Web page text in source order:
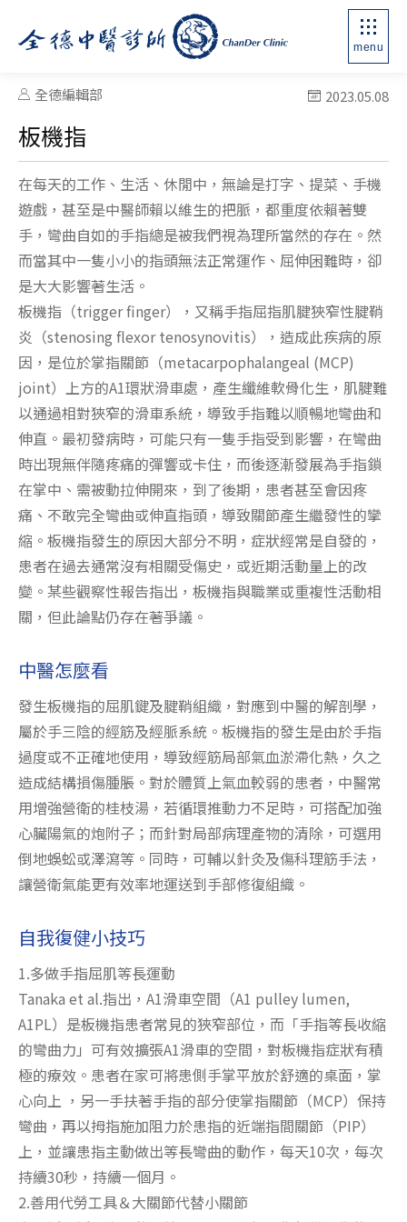
menu
全德編輯部 2023.05.08
板機指
在每天的工作、生活、休閒中，無論是打字、提菜、手機
遊戲，甚至是中醫師賴以維生的把脈，都重度依賴著雙
手，彎曲自如的手指總是被我們視為理所當然的存在。然
而當其中一隻小小的指頭無法正常運作、屈伸困難時，卻
是大大影響著生活。
板機指（trigger finger），又稱手指屈指肌腱狹窄性腱鞘
炎（stenosing flexor tenosynovitis），造成此疾病的原
因，是位於掌指關節（metacarpophalangeal (MCP)
joint）上方的A1環狀滑車處，產生纖維軟骨化生，肌腱難
以通過相對狹窄的滑車系統，導致手指難以順暢地彎曲和
伸直。最初發病時，可能只有一隻手指受到影響，在彎曲
時出現無伴隨疼痛的彈響或卡住，而後逐漸發展為手指鎖
在掌中、需被動拉伸開來，到了後期，患者甚至會因疼
痛、不敢完全彎曲或伸直指頭，導致關節產生繼發性的攣
縮。板機指發生的原因大部分不明，症狀經常是自發的，
患者在過去通常沒有相關受傷史，或近期活動量上的改
變。某些觀察性報告指出，板機指與職業或重複性活動相
關，但此論點仍存在著爭議。
中醫怎麼看
發生板機指的屈肌鍵及腱鞘組織，對應到中醫的解剖學，
屬於手三陰的經筋及經脈系統。板機指的發生是由於手指
過度或不正確地使用，導致經筋局部氣血淤滯化熱，久之
造成結構損傷腫脹。對於體質上氣血較弱的患者，中醫常
用增強營衛的桂枝湯，若循環推動力不足時，可搭配加強
心臟陽氣的炮附子；而針對局部病理產物的清除，可選用
倒地蜈蚣或澤瀉等。同時，可輔以針灸及傷科理筋手法，
讓營衛氣能更有效率地運送到手部修復組織。
自我復健小技巧
1.多做手指屈肌等長運動
Tanaka et al.指出，A1滑車空間（A1 pulley lumen,
A1PL）是板機指患者常見的狹窄部位，而「手指等長收縮
的彎曲力」可有效擴張A1滑車的空間，對板機指症狀有積
極的療效。患者在家可將患側手掌平放於舒適的桌面，掌
心向上 ，另一手扶著手指的部分使掌指關節（MCP）保持
彎曲，再以拇指施加阻力於患指的近端指間關節（PIP）
上，並讓患指主動做出等長彎曲的動作，每天10次，每次
持續30秒，持續一個月。
2.善用代勞工具＆大關節代替小關節